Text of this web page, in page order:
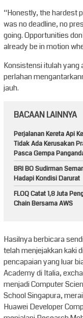
“Honestly, the hardest
was no deadline, no
going. Opportunities
already be in motion
Konsistensi itulah yang
perlahan
jauh.
BACAAN LAINNYA
Perjalanan Kereta Api
Tidak Ada Kerusakan
Pasca Gempa
BRI BO Sudirman
Hadapi Kondisi Darurat
FLOQ Catat 1,8 Juta
Chain Bersama AWS
Hasilnya berbicara
telah menjejakkan kaki
pencapaian yang luar
Academy di Italia,
menjadi Computer
School Singapura,
Huawei Developer